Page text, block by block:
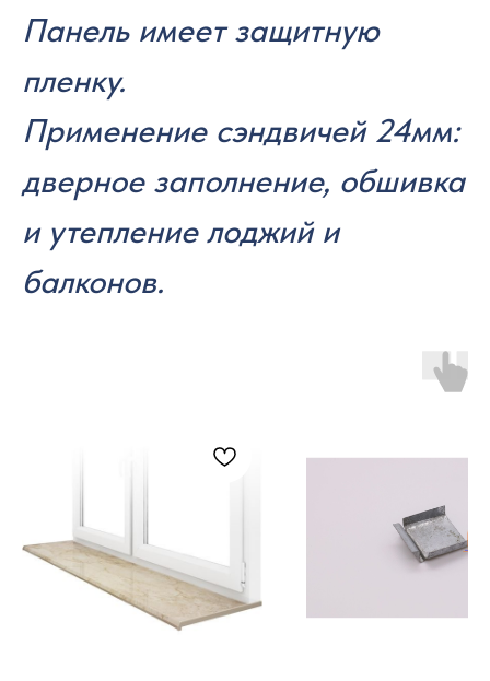
Панель имеет защитную
пленку.
Применение сэндвичей 24мм:
дверное заполнение, обшивка
и утепление лоджий и
балконов.